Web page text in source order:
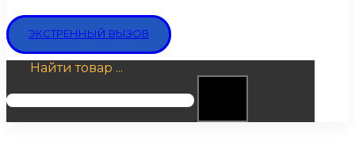
ЭКСТРЕННЫЙ ВЫЗОВ
Найти товар ...